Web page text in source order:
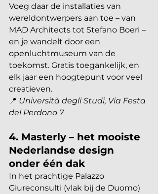
Voeg daar de installaties van
wereldontwerpers aan toe – van
MAD Architects tot Stefano Boeri –
en je wandelt door een
openluchtmuseum van de
toekomst. Gratis toegankelijk, en
elk jaar een hoogtepunt voor veel
creatieven.
📍 Università degli Studi, Via Festa
del Perdono 7
4. Masterly – het mooiste
Nederlandse design
onder één dak
In het prachtige Palazzo
Giureconsulti (vlak bij de Duomo)